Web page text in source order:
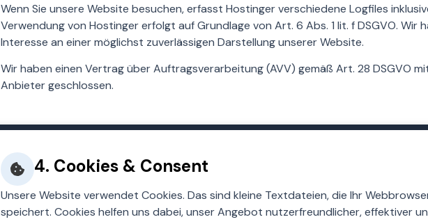
Wenn Sie unsere Website besuchen, erfasst Hostinger verschiedene Logfiles
Verwendung von Hostinger erfolgt auf Grundlage von Art. 6 Abs. 1 lit. f DSGVO. Wir
Interesse an einer möglichst zuverlässigen Darstellung unserer Website.
Wir haben einen Vertrag über Auftragsverarbeitung (AVV) gemäß Art. 28 DSGVO
Anbieter geschlossen.
4. Cookies & Consent
Unsere Website verwendet Cookies. Das sind kleine Textdateien, die Ihr
speichert. Cookies helfen uns dabei, unser Angebot nutzerfreundlicher, effektiver